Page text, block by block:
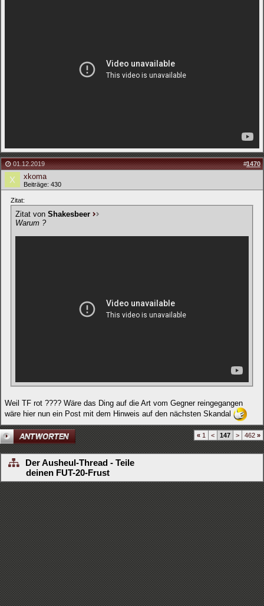
01.12.2019 #1470
xkoma
Beiträge: 430
Zitat:
Zitat von Shakesbeer
Warum ?
Weil TF rot ???? Wäre das Ding auf die Art vom Gegner reingegangen
wäre hier nun ein Post mit dem Hinweis auf den nächsten Skandal
« 1 < 147 > 462 »
Der Ausheul-Thread - Teile
deinen FUT-20-Frust